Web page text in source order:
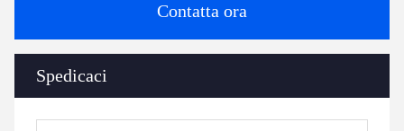
Contatta ora
Spedicaci